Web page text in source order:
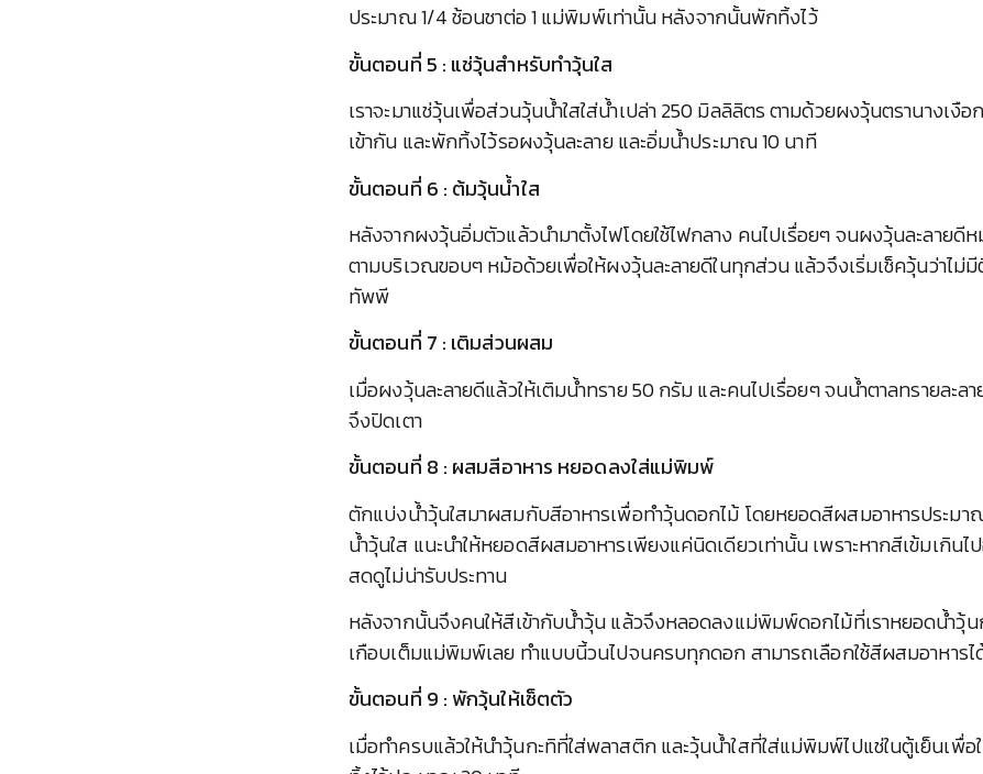
ประมาณ 1/4 ช้อนชาต่อ 1 แม่พิมพ์เท่านั้น หลังจากนั้นพักทิ้งไว้
ขั้นตอนที่ 5 : แช่วุ้นสำหรับทำวุ้นใส
เราจะมาแช่วุ้นเพื่อส่วนวุ้นน้ำใสใส่น้ำเปล่า 250 มิลลิลิตร ตามด้วยผงวุ้นตรานางเงือ
เข้ากัน และพักทิ้งไว้รอผงวุ้นละลาย และอิ่มน้ำประมาณ 10 นาที
ขั้นตอนที่ 6 : ต้มวุ้นน้ำใส
หลังจากผงวุ้นอิ่มตัวแล้วนำมาตั้งไฟโดยใช้ไฟกลาง คนไปเรื่อยๆ จนผงวุ้นละลายดี
ตามบริเวณขอบๆ หม้อด้วยเพื่อให้ผงวุ้นละลายดีในทุกส่วน แล้วจึงเริ่มเช็ควุ้นว่าไม่
ทัพพี
ขั้นตอนที่ 7 : เติมส่วนผสม
เมื่อผงวุ้นละลายดีแล้วให้เติมน้ำทราย 50 กรัม และคนไปเรื่อยๆ จนน้ำตาลทรายละ
จึงปิดเตา
ขั้นตอนที่ 8 : ผสมสีอาหาร หยอดลงใส่แม่พิมพ์
ตักแบ่งน้ำวุ้นใสมาผสมกับสีอาหารเพื่อทำวุ้นดอกไม้ โดยหยอดสีผสมอาหารประมา
น้ำวุ้นใส แนะนำให้หยอดสีผสมอาหารเพียงแค่นิดเดียวเท่านั้น เพราะหากสีเข้มเกินไ
สดดูไม่น่ารับประทาน
หลังจากนั้นจึงคนให้สีเข้ากับน้ำวุ้น แล้วจึงหลอดลงแม่พิมพ์ดอกไม้ที่เราหยอดน้ำวุ้น
เกือบเต็มแม่พิมพ์เลย ทำแบบนี้วนไปจนครบทุกดอก สามารถเลือกใช้สีผสมอาหารไ
ขั้นตอนที่ 9 : พักวุ้นให้เซ็ตตัว
เมื่อทำครบแล้วให้นำวุ้นกะทิที่ใส่พลาสติก และวุ้นน้ำใสที่ใส่แม่พิมพ์ไปแช่ในตู้เย็นเพื่อ